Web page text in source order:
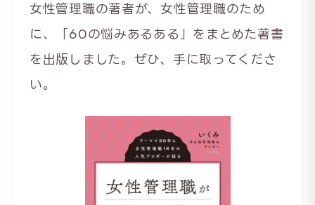
女性管理職の著者が、女性管理職のため
に、「60の悩みあるある」をまとめた著書
を出版しました。ぜひ、手に取ってくださ
い。